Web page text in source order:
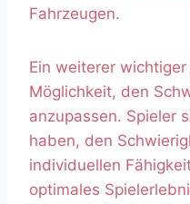
Fahrzeugen.
Ein weiterer
Möglichkeit, den
anzupassen. Spieler
haben, den
individuellen
optimales